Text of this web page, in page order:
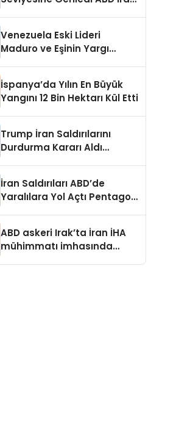
Venezuela Eski Lideri
Maduro ve Eşinin Yargı
İspanya’da Yılın En Büyük
Yangını 12 Bin Hektarı Kül Etti
Trump İran Saldırılarını
Durdurma Kararı Aldı
İran Saldırıları ABD’de
Yaralılara Yol Açtı Pentagon
ABD askeri Irak’ta İran İHA
mühimmatı imhasında